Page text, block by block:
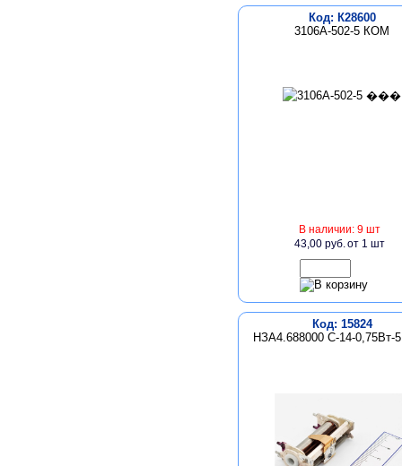
Код: К28600
3106A-502-5 КОМ
В наличии: 9 шт
43,00 руб.от 1 шт
Код: 15824
НЗА4.688000 С-14-